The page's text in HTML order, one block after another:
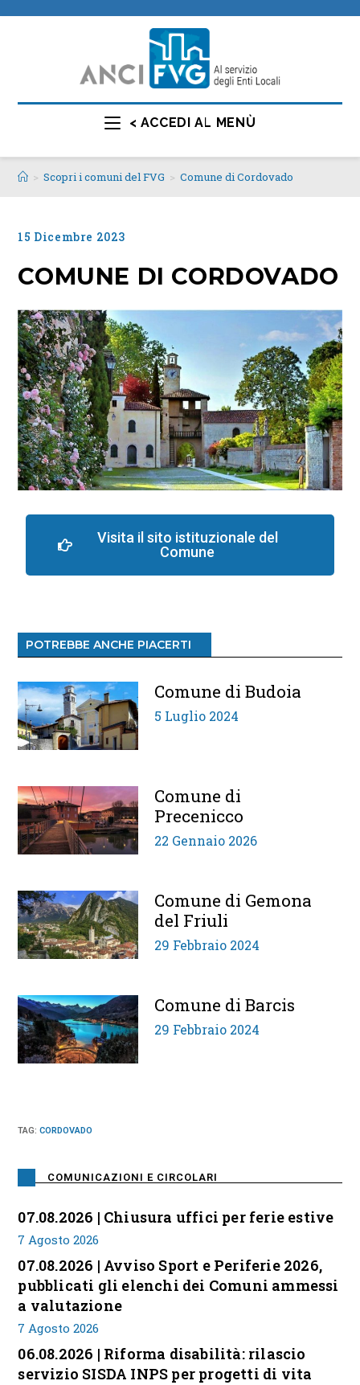
< ACCEDI AL MENÙ
> Scopri i comuni del FVG > Comune di Cordovado
15 Dicembre 2023
COMUNE DI CORDOVADO
Visita il sito istituzionale del
Comune
POTREBBE ANCHE PIACERTI
Comune di Budoia
5 Luglio 2024
Comune di
Precenicco
22 Gennaio 2026
Comune di Gemona
del Friuli
29 Febbraio 2024
Comune di Barcis
29 Febbraio 2024
TAG:CORDOVADO
COMUNICAZIONI E CIRCOLARI
07.08.2026 | Chiusura uffici per ferie estive
7 Agosto 2026
07.08.2026 | Avviso Sport e Periferie 2026,
pubblicati gli elenchi dei Comuni ammessi
a valutazione
7 Agosto 2026
06.08.2026 | Riforma disabilità: rilascio
servizio SISDA INPS per progetti di vita